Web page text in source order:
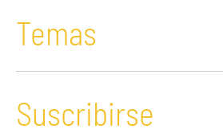
Temas
Suscribirse